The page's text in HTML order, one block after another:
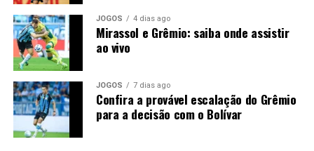
JOGOS 4 dias ago
Mirassol e Grêmio: saiba onde assistir
ao vivo
JOGOS 7 dias ago
Confira a provável escalação do Grêmio
para a decisão com o Bolívar